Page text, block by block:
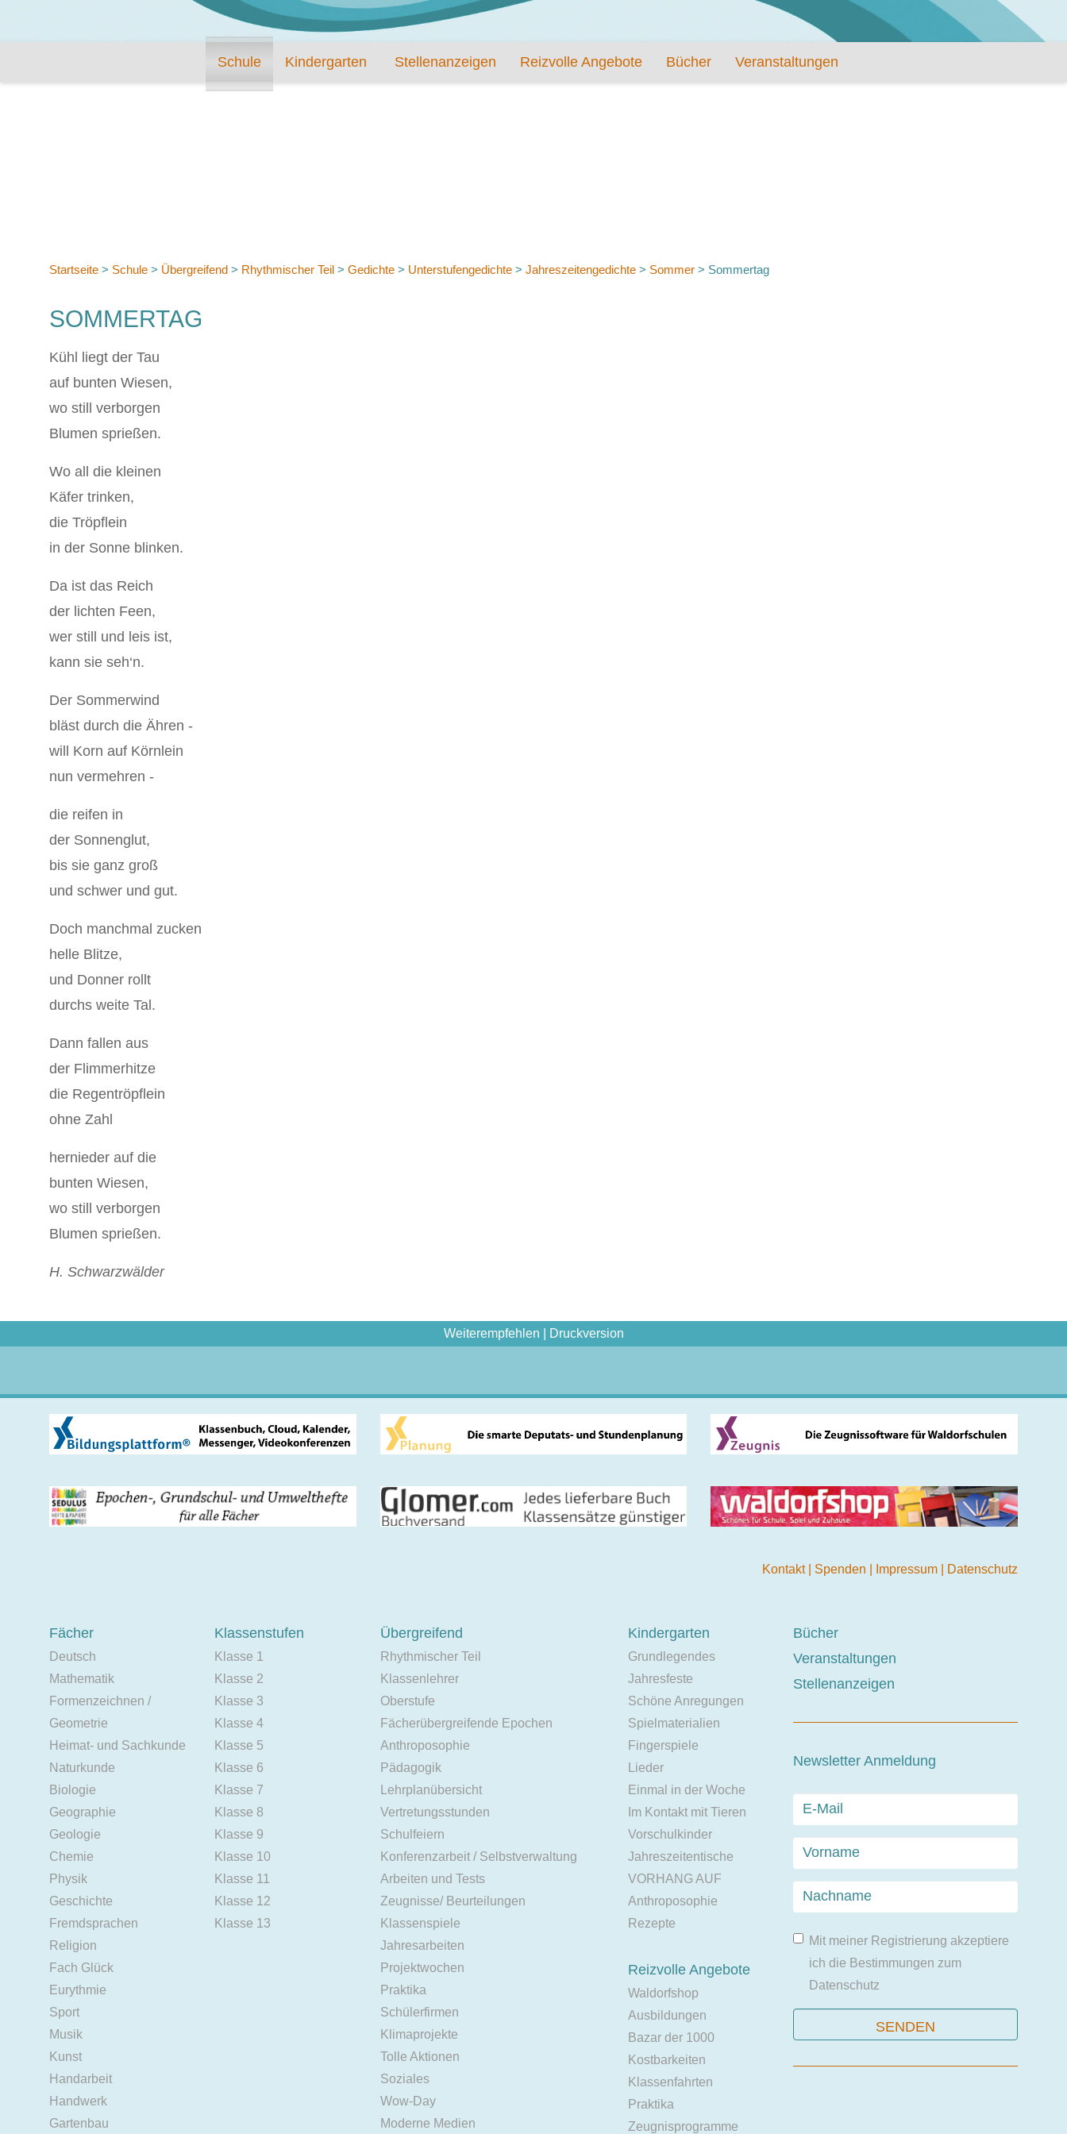
Schule Kindergarten Stellenanzeigen Reizvolle Angebote Bücher Veranstaltungen
Startseite > Schule > Übergreifend > Rhythmischer Teil > Gedichte > Unterstufengedichte > Jahreszeitengedichte > Sommer > Sommertag
SOMMERTAG
Kühl liegt der Tau
auf bunten Wiesen,
wo still verborgen
Blumen sprießen.
Wo all die kleinen
Käfer trinken,
die Tröpflein
in der Sonne blinken.
Da ist das Reich
der lichten Feen,
wer still und leis ist,
kann sie seh‘n.
Der Sommerwind
bläst durch die Ähren -
will Korn auf Körnlein
nun vermehren -
die reifen in
der Sonnenglut,
bis sie ganz groß
und schwer und gut.
Doch manchmal zucken
helle Blitze,
und Donner rollt
durchs weite Tal.
Dann fallen aus
der Flimmerhitze
die Regentröpflein
ohne Zahl
hernieder auf die
bunten Wiesen,
wo still verborgen
Blumen sprießen.
H. Schwarzwälder
Weiterempfehlen Druckversion
Kontakt Spenden Impressum Datenschutz
Fächer
Deutsch
Mathematik
Formenzeichnen /
Geometrie
Heimat- und Sachkunde
Naturkunde
Biologie
Geographie
Geologie
Chemie
Physik
Geschichte
Fremdsprachen
Religion
Fach Glück
Eurythmie
Sport
Musik
Kunst
Handarbeit
Handwerk
Gartenbau
Klassenstufen
Klasse 1
Klasse 2
Klasse 3
Klasse 4
Klasse 5
Klasse 6
Klasse 7
Klasse 8
Klasse 9
Klasse 10
Klasse 11
Klasse 12
Klasse 13
Übergreifend
Rhythmischer Teil
Klassenlehrer
Oberstufe
Fächerübergreifende Epochen
Anthroposophie
Pädagogik
Lehrplanübersicht
Vertretungsstunden
Schulfeiern
Konferenzarbeit / Selbstverwaltung
Arbeiten und Tests
Zeugnisse/ Beurteilungen
Klassenspiele
Jahresarbeiten
Projektwochen
Praktika
Schülerfirmen
Klimaprojekte
Tolle Aktionen
Soziales
Wow-Day
Moderne Medien
Kindergarten
Grundlegendes
Jahresfeste
Schöne Anregungen
Spielmaterialien
Fingerspiele
Lieder
Einmal in der Woche
Im Kontakt mit Tieren
Vorschulkinder
Jahreszeitentische
VORHANG AUF
Anthroposophie
Rezepte
Reizvolle Angebote
Waldorfshop
Ausbildungen
Bazar der 1000
Kostbarkeiten
Klassenfahrten
Praktika
Zeugnisprogramme
Bücher
Veranstaltungen
Stellenanzeigen
Newsletter Anmeldung
Mit meiner Registrierung akzeptiere
ich die Bestimmungen zum
Datenschutz